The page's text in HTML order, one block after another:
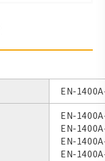
EN-
EN-
EN-
EN-
EN-